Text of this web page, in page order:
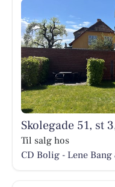
Skolegade 51, st
Til salg hos
CD Bolig - Lene